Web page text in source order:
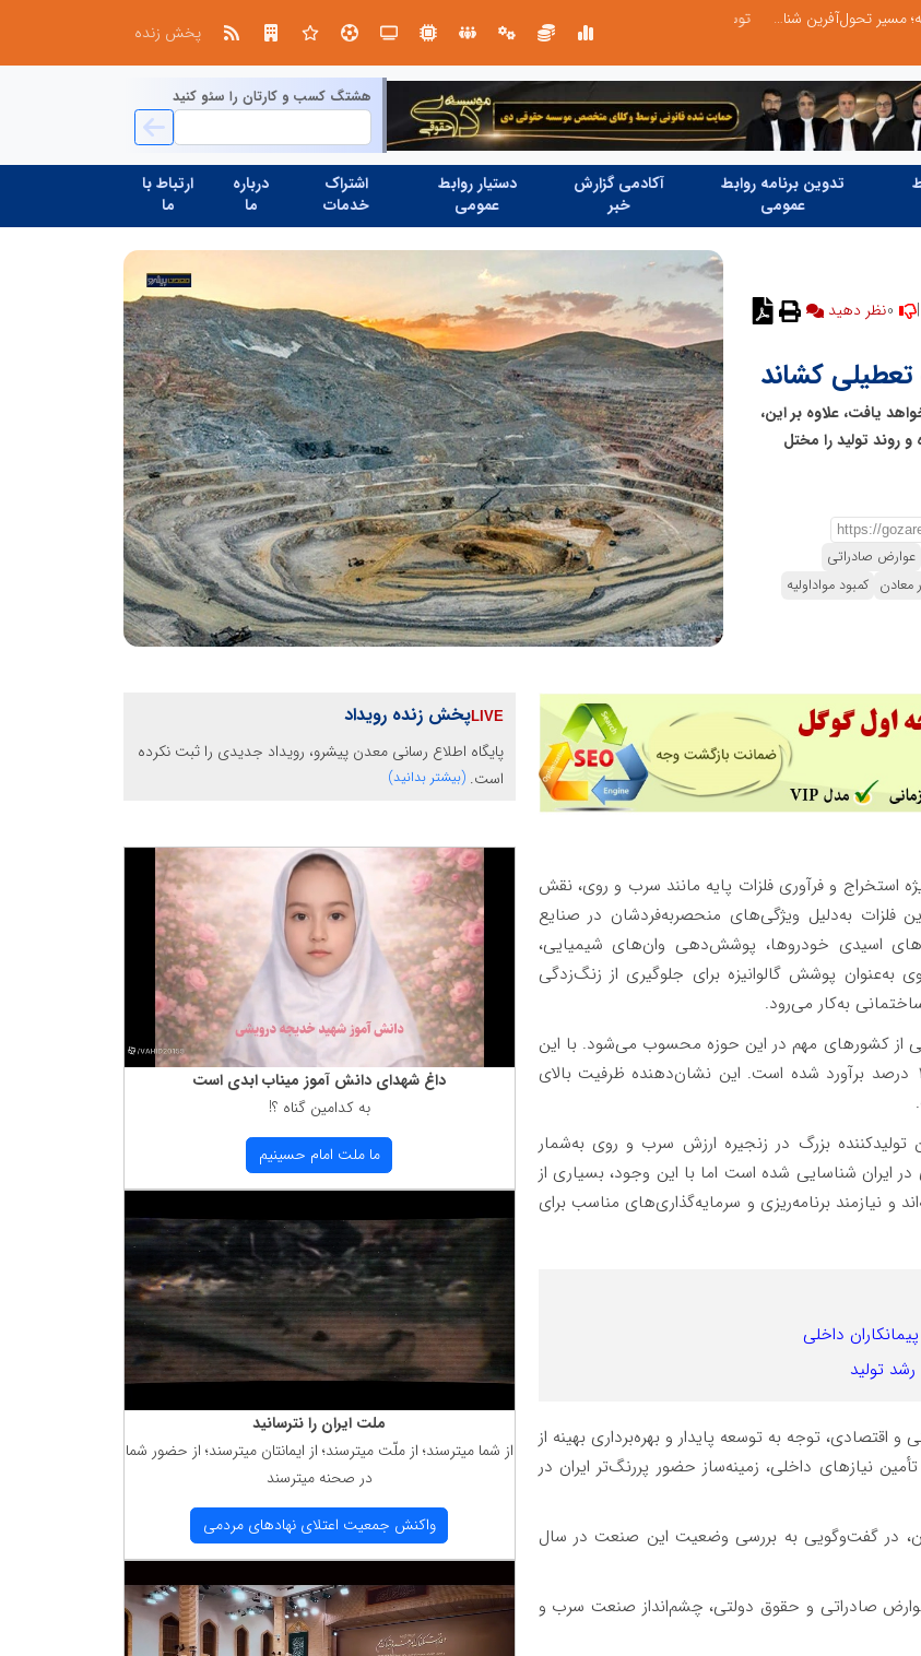
توسعه ورزش‌های رزمی و ترویج هرچه بهتر رشته‌های ورزشی، در گرو خلاقیت و نوآوری است
پخش زنده
هشتگ کسب و کارتان را سئو کنید
تدوین برنامه روابط
عمومی
آکادمی گزارش
خبر
دستیار روابط
عمومی
اشتراک
خدمات
درباره
ما
ارتباط با
ما
نظر دهید
کشاند
یافت، علاوه بر این،
روند تولید را مختل
عوارض صادراتی
معادن کمبود مواداولیه
استخراج و فرآوری فلزات پایه مانند سرب و روی، نقش
فلزات به‌دلیل ویژگی‌های منحصربه‌فردشان در صنایع
اسیدی خودروها، پوشش‌دهی وان‌های شیمیایی،
پوشش گالوانیزه برای جلوگیری از زنگ‌زدگی
به‌کار می‌رود.
و روی جهان، یکی از کشورهای مهم در این حوزه محسوب می‌شود. با این
حدود ۱.۵ درصد برآورد شده است. این نشان‌دهنده ظرفیت بالای
تولیدکننده بزرگ در زنجیره ارزش سرب و روی به‌شمار
و نشانه سرب و روی در ایران شناسایی شده است اما با این وجود، بسیاری از
و نیازمند برنامه‌ریزی و سرمایه‌گذاری‌های مناسب برای
داخلی
تولید
توجه به توسعه پایدار و بهره‌برداری بهینه از
نیازهای داخلی، زمینه‌ساز حضور پررنگ‌تر ایران در
در گفت‌وگویی به بررسی وضعیت این صنعت در سال
صادراتی و حقوق دولتی، چشم‌انداز صنعت سرب و
پخش زنده رویداد
پایگاه اطلاع رسانی معدن پیشرو، رویداد جدیدی را ثبت نکرده
است. (بیشتر بدانید)
داغ شهدای دانش آموز میناب ابدی است
به كدامین گناه ؟!
ما ملت امام حسینیم
ملت ایران را نترسانید
از شما میترسند؛ از ملّت میترسند؛ از ایمانتان میترسند؛ از حضور شما
در صحنه میترسند
واكنش جمعیت اعتلای نهادهای مردمی